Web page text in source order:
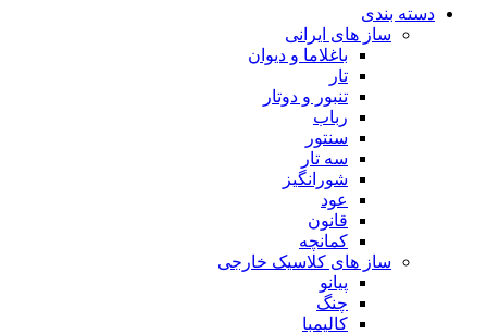
دسته بندی
ساز های ایرانی
باغلاما و دیوان
تار
تنبور و دوتار
رباب
سنتور
سه تار
شورانگیز
عود
قانون
کمانچه
ساز های کلاسیک خارجی
پیانو
چنگ
کالیمبا